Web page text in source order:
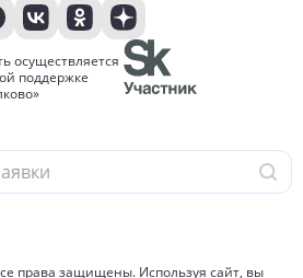
осуществляется
поддержке
права защищены. Используя сайт, вы